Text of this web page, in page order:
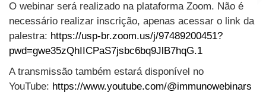
O webinar será realizado na plataforma Zoom. Não é
necessário realizar inscrição, apenas acessar o link da
palestra: https://usp-br.zoom.us/j/97489200451?
pwd=gwe35zQhIICPaS7jsbc6bq9JlB7hqG.1
A transmissão também estará disponível no
YouTube: https://www.youtube.com/@immunowebinars